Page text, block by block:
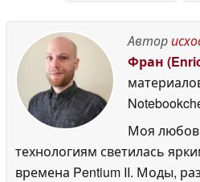
Автор
Фран
Моя
технологиям светилась
времена Pentium II. Моды,